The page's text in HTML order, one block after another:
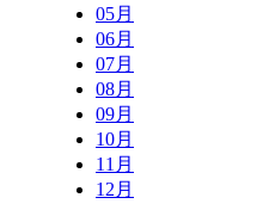
05月
06月
07月
08月
09月
10月
11月
12月